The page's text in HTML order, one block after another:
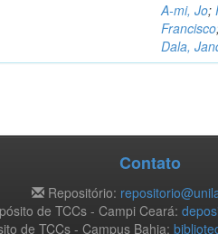
A-mi, Jo;
Francisco
Dala,
Contato
Repositório:
de TCCs - Campi Ceará:
de TCCs - Campus Bahia: